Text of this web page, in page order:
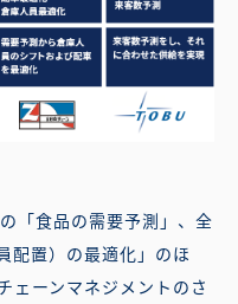
「食品の需要予測」、全
配置）の最適化」のほ
ェーンマネジメントのさ